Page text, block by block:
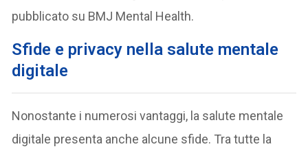
pubblicato su BMJ Mental Health.
Sfide e privacy nella salute mentale
digitale
Nonostante i numerosi vantaggi, la salute mentale
digitale presenta anche alcune sfide. Tra tutte la